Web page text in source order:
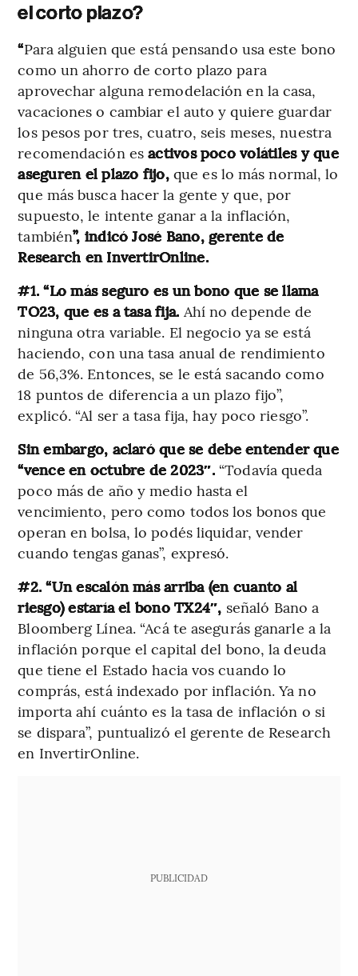
el corto plazo?
“Para alguien que está pensando usa este bono
como un ahorro de corto plazo para
aprovechar alguna remodelación en la casa,
vacaciones o cambiar el auto y quiere guardar
los pesos por tres, cuatro, seis meses, nuestra
recomendación esactivos poco volátiles y que
aseguren el plazo fijo,que es lo más normal, lo
que más busca hacer la gente y que, por
supuesto, le intente ganar a la inflación,
también”, indicó José Bano, gerente de
Research en InvertirOnline.
#1. “Lo más seguro es un bono que se llama
TO23, que es a tasa fija. Ahí no depende de
ninguna otra variable. El negocio ya se está
haciendo, con una tasa anual de rendimiento
de 56,3%. Entonces, se le está sacando como
18 puntos de diferencia a un plazo fijo”,
explicó. “Al ser a tasa fija, hay poco riesgo”.
Sin embargo, aclaró que se debe entender que
“vence en octubre de 2023″.“Todavía queda
poco más de año y medio hasta el
vencimiento, pero como todos los bonos que
operan en bolsa, lo podés liquidar, vender
cuando tengas ganas”, expresó.
#2. “Un escalón más arriba (en cuanto al
riesgo) estaría el bono TX24″, señaló Bano a
Bloomberg Línea. “Acá te asegurás ganarle a la
inflación porque el capital del bono, la deuda
que tiene el Estado hacia vos cuando lo
comprás, está indexado por inflación. Ya no
importa ahí cuánto es la tasa de inflación o si
se dispara”, puntualizó el gerente de Research
en InvertirOnline.
PUBLICIDAD